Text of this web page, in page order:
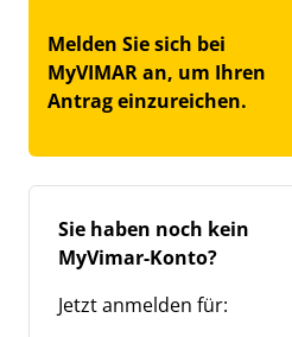
Melden Sie sich bei
MyVIMAR an, um Ihren
Antrag einzureichen.
Sie haben noch kein
MyVimar-Konto?
Jetzt anmelden für: